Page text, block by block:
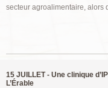
secteur agroalimentaire, alors
15 JUILLET - Une clinique
L’Érable